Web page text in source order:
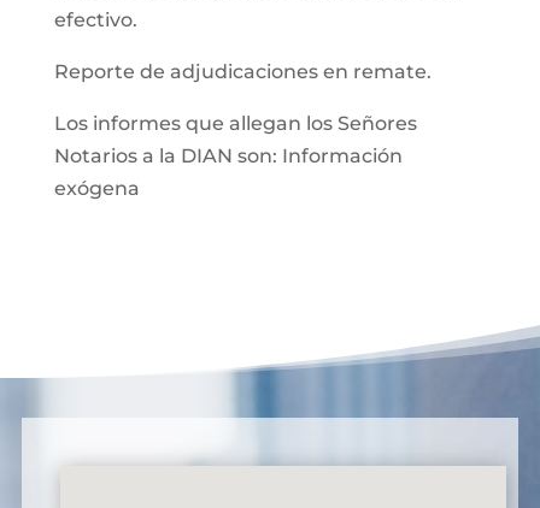
efectivo.
Reporte de adjudicaciones en remate.
Los informes que allegan los Señores
Notarios a la DIAN son: Información
exógena